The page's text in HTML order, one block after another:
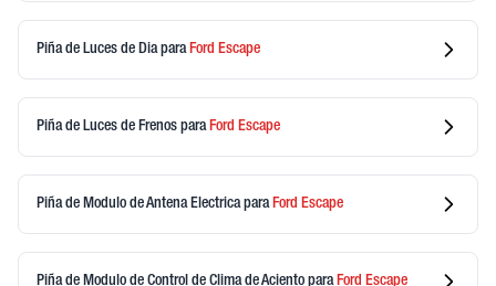
Piña de Luces de Diapara Ford Escape
Piña de Luces de Frenos para Ford Escape
Piña de Modulo de Antena Electricapara Ford Escape
Piña de Modulo de Control de Clima de Aciento para Ford Escape